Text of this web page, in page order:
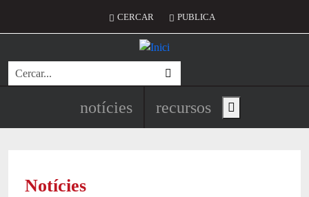
Menú del compte d'usuari
CERCAR PUBLICA
Cerca
Navegació principal de
notícies recursos Show main menu
Notícies